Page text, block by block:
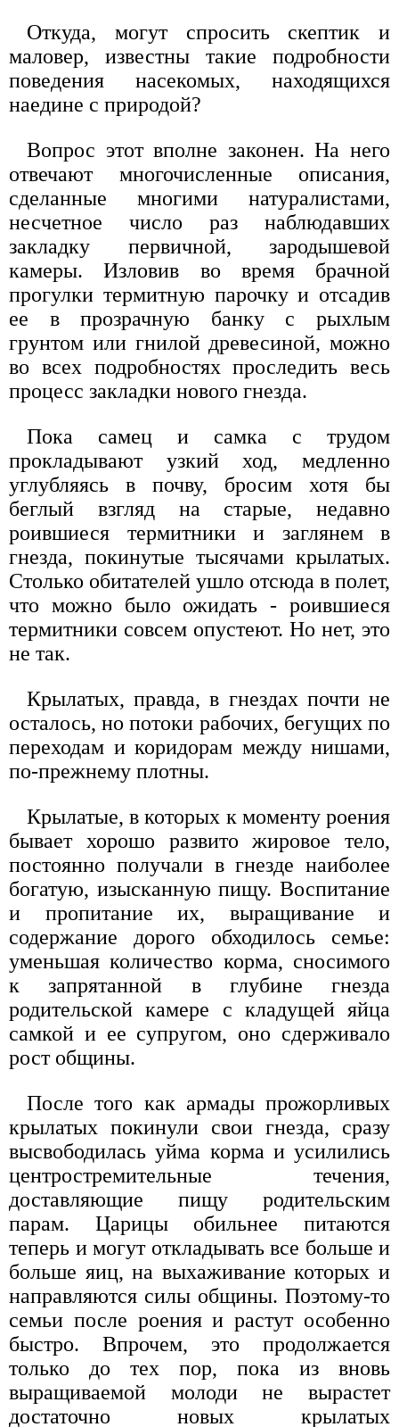
Откуда, могут спросить скептик и
маловер, известны такие подробности
поведения насекомых, находящихся
наедине с природой?
Вопрос этот вполне законен. На него
отвечают многочисленные описания,
сделанные многими натуралистами,
несчетное число раз наблюдавших
закладку первичной, зародышевой
камеры. Изловив во время брачной
прогулки термитную парочку и отсадив
ее в прозрачную банку с рыхлым
грунтом или гнилой древесиной, можно
во всех подробностях проследить весь
процесс закладки нового гнезда.
Пока самец и самка с трудом
прокладывают узкий ход, медленно
углубляясь в почву, бросим хотя бы
беглый взгляд на старые, недавно
роившиеся термитники и заглянем в
гнезда, покинутые тысячами крылатых.
Столько обитателей ушло отсюда в полет,
что можно было ожидать - роившиеся
термитники совсем опустеют. Но нет, это
не так.
Крылатых, правда, в гнездах почти не
осталось, но потоки рабочих, бегущих по
переходам и коридорам между нишами,
по-прежнему плотны.
Крылатые, в которых к моменту роения
бывает хорошо развито жировое тело,
постоянно получали в гнезде наиболее
богатую, изысканную пищу. Воспитание
и пропитание их, выращивание и
содержание дорого обходилось семье:
уменьшая количество корма, сносимого
к запрятанной в глубине гнезда
родительской камере с кладущей яйца
самкой и ее супругом, оно сдерживало
рост общины.
После того как армады прожорливых
крылатых покинули свои гнезда, сразу
высвободилась уйма корма и усилились
центростремительные течения,
доставляющие пищу родительским
парам. Царицы обильнее питаются
теперь и могут откладывать все больше и
больше яиц, на выхаживание которых и
направляются силы общины. Поэтому-то
семьи после роения и растут особенно
быстро. Впрочем, это продолжается
только до тех пор, пока из вновь
выращиваемой молоди не вырастет
достаточно новых крылатых